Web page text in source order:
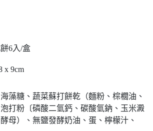
6入/盒
x 9cm
藻糖、蔬菜蘇打餅乾（麵粉、棕櫚油、
打粉〔磷酸二氫鈣、碳酸氫鈉、玉米澱
母）、無鹽發酵奶油、蛋、檸檬汁、